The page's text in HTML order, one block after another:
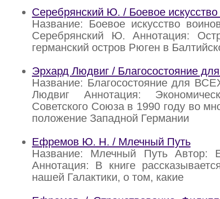
Серебрянский Ю. / Боевое
Название: Боевое искусство
Серебрянский Ю. Аннотация:
германский остров Рюген в
Эрхард Людвиг / Благосостояние
Название: Благосостояние для
Людвиг Аннотация:
Советского Союза в 1990 году во
положение Западной Германии
Ефремов Ю. Н. / Млечный Путь
Название: Млечный Путь
Аннотация: В книге
нашей Галактики, о том, какие